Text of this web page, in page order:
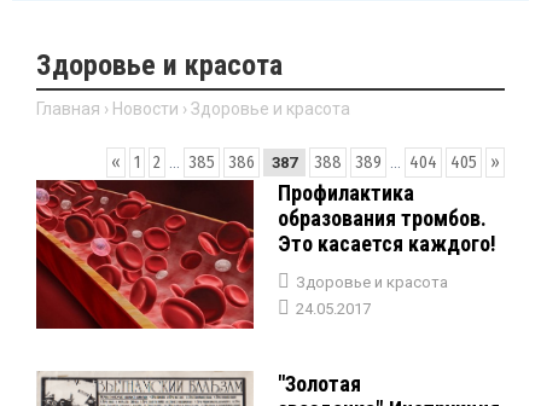
Здоровье и красота
Главная › Новости › Здоровье и красота
« 1 2 385 386 387 388 389 404 405 »
Профилактика
образования тромбов.
Это касается каждого!
Здоровье и красота
24.05.2017
"Золотая